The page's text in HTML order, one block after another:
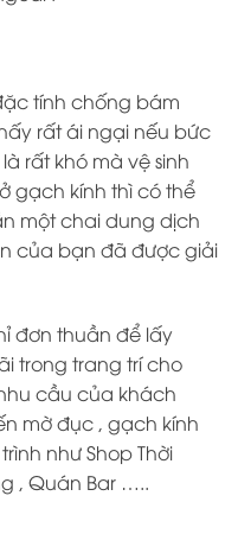
tính chống bám
rất ái ngại nếu bức
rất khó mà vệ sinh
gạch kính thì có thể
một chai dung dịch
của bạn đã được giải
đơn thuần để lấy
trong trang trí cho
cầu của khách
mờ đục , gạch kính
như Shop Thời
, Quán Bar …..